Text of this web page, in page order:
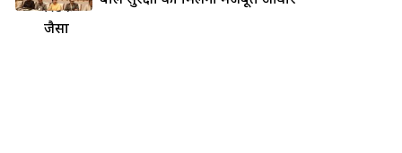
स्टिक
जैसा